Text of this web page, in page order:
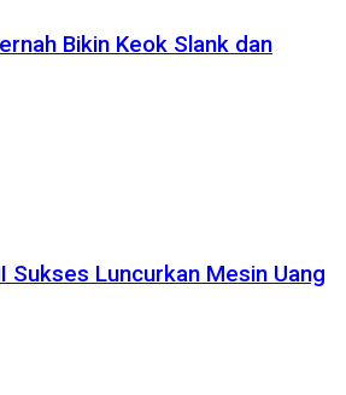
Bikin Keok Slank dan
Sukses Luncurkan Mesin Uang